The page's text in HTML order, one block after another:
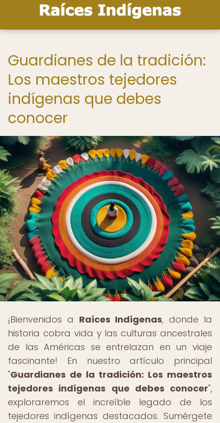
Guardianes de la tradición:
Los maestros tejedores
indígenas que debes
conocer
¡Bienvenidos a Raíces Indígenas, donde la
historia cobra vida y las culturas ancestrales
de las Américas se entrelazan en un viaje
fascinante! En nuestro artículo principal
"Guardianes de la tradición: Los maestros
tejedores indígenas que debes conocer",
exploraremos el increíble legado de los
tejedores indígenas destacados. Sumérgete